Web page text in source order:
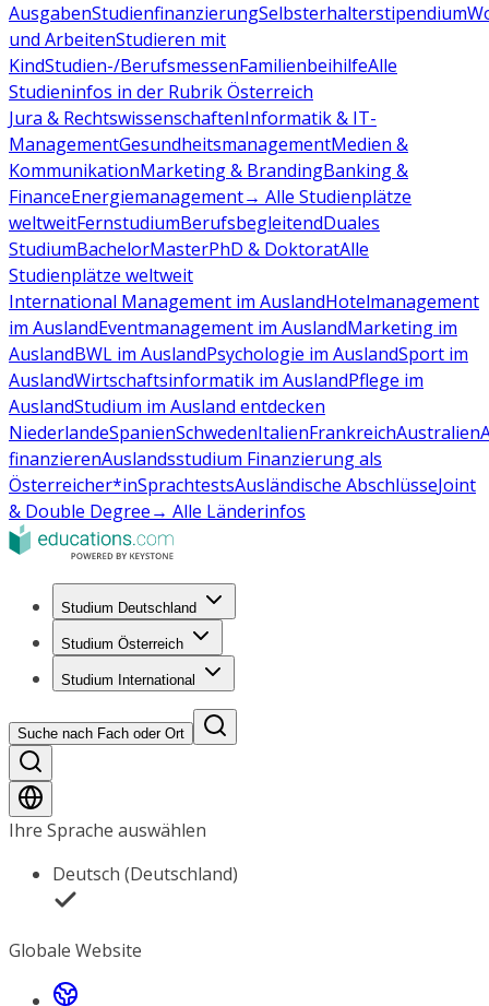
AusgabenStudienfinanzierungSelbsterhalterstipendium
und ArbeitenStudieren mit
KindStudien-/BerufsmessenFamilienbeihilfeAlle
Studieninfos in der Rubrik Österreich
Jura & RechtswissenschaftenInformatik & IT-
ManagementGesundheitsmanagementMedien &
KommunikationMarketing & BrandingBanking &
FinanceEnergiemanagement→ Alle Studienplätze
weltweitFernstudiumBerufsbegleitendDuales
StudiumBachelorMasterPhD & DoktoratAlle
Studienplätze weltweit
International Management im AuslandHotelmanagement
im AuslandEventmanagement im AuslandMarketing im
AuslandBWL im AuslandPsychologie im AuslandSport im
AuslandWirtschaftsinformatik im AuslandPflege im
AuslandStudium im Ausland entdecken
NiederlandeSpanienSchwedenItalienFrankreichAustralien
finanzierenAuslandsstudium Finanzierung als
Österreicher*inSprachtestsAusländische AbschlüsseJoint
& Double Degree→ Alle Länderinfos
Studium Deutschland
Studium Österreich
Studium International
Suche nach Fach oder Ort
Ihre Sprache auswählen
Deutsch (Deutschland)
Globale Website